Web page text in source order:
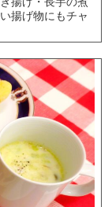
揚げ物にもチャ